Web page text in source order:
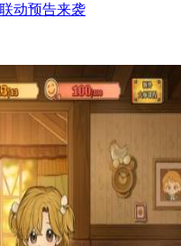
动预告来袭